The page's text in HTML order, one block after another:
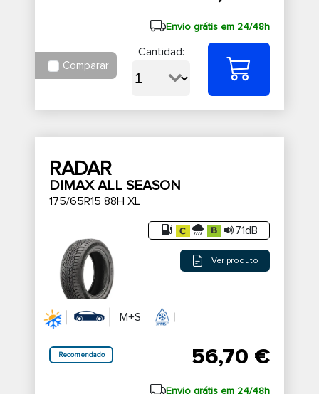
Envio grátis em 24/48h
Comparar
Cantidad:
RADAR
DIMAX ALL SEASON
175/65R15 88H XL
71dB
Ver produto
M+S
Recomendado 56,70 €
Envio grátis em 24/48h